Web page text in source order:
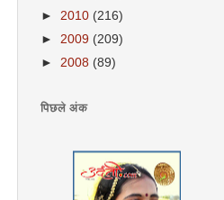
► 2010 (216)
► 2009 (209)
► 2008 (89)
पिछले अंक